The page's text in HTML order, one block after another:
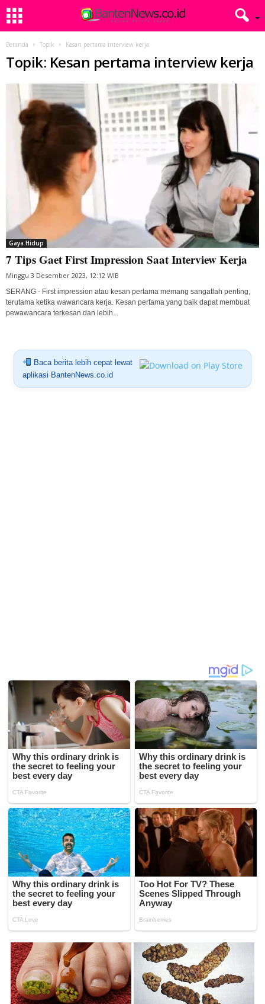
Beranda Topik Kesan pertama interview kerja
Topik: Kesan pertama interview kerja
Gaya Hidup
7 Tips Gaet First Impression Saat Interview Kerja
Minggu 3 Desember 2023, 12:12 WIB
SERANG - First impression atau kesan pertama memang sangatlah penting,
terutama ketika wawancara kerja. Kesan pertama yang baik dapat membuat
pewawancara terkesan dan lebih...
Baca berita lebih cepat lewat
aplikasi BantenNews.co.id